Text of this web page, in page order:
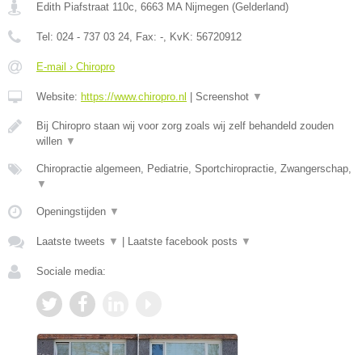
Edith Piafstraat 110c, 6663 MA Nijmegen (Gelderland)
Tel: 024 - 737 03 24, Fax: -, KvK: 56720912
E-mail › Chiropro
Website: https://www.chiropro.nl Screenshot ▼
Bij Chiropro staan wij voor zorg zoals wij zelf behandeld zouden
willen ▼
Chiropractie algemeen, Pediatrie, Sportchiropractie, Zwangerschap,
▼
Openingstijden ▼
Laatste tweets ▼ Laatste facebook posts ▼
Sociale media: